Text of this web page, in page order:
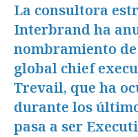
La consultora
Interbrand ha
nombramiento
global chief
Trevail, que ha
durante los
pasa a ser